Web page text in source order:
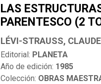
LAS
PARENTESCO (2
LÉVI-STRAUSS, CLAUDE
Editorial: PLANETA
Año de edición: 1985
Colección: OBRAS MAESTRAS